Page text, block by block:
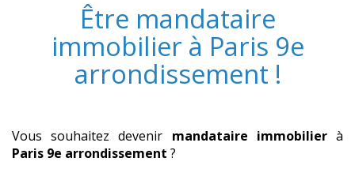
Être mandataire
immobilier à Paris 9e
arrondissement !
Vous souhaitez devenir mandataire immobilier à
Paris 9e arrondissement ?